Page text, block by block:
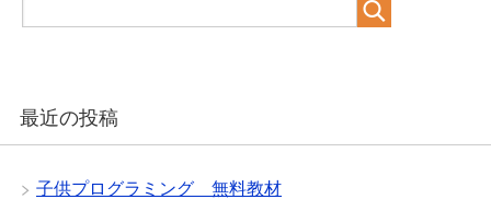
最近の投稿
子供プログラミング 無料教材